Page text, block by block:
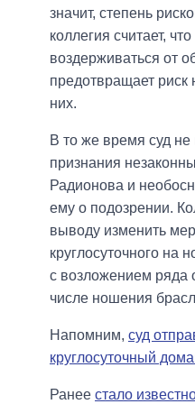
значит, степень
коллегия считает,
воздерживаться от
предотвращает риск
них.
В то же время суд
признания
Радионова и
ему о подозрении.
выводу изменить
круглосуточного на
с возложением ряда
числе ношения
Напомним, суд
круглосуточный
Ранее стало